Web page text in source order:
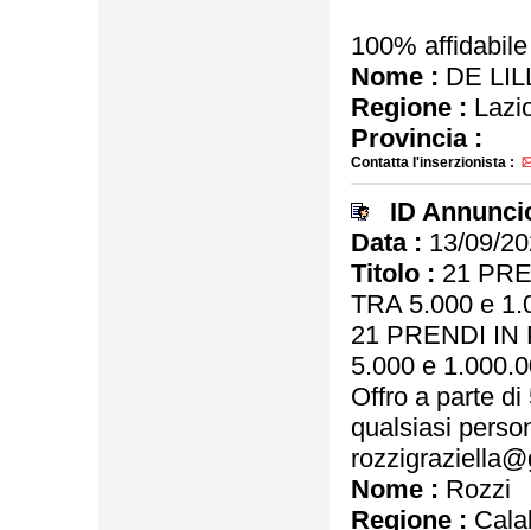
100%
Nome : DE
Regione :
Provincia :
Contatta l'inserzionista :
ID
Data : 13/09/
Titolo : 21
TRA 5.000 e
21 PRENDI IN
5.000 e
Offro a parte di
qualsiasi
Nome : Rozzi
Regione :